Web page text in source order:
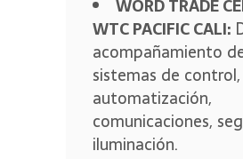
WORD TRADE
WTC PACIFIC CALI:
acompañamiento
sistemas de control,
automatización,
comunicaciones,
iluminación.